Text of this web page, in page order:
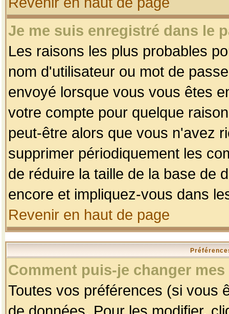
Je me suis enregistré dans le
Les raisons les plus probables
nom d'utilisateur ou mot de
envoyé lorsque vous vous êtes
votre compte pour quelque
peut-être alors que vous n'avez
supprimer périodiquement les
de réduire la taille de la base de
encore et impliquez-vous dans
Revenir en haut de page
Comment puis-je changer
Toutes vos préférences (si vous